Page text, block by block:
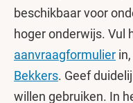
beschikbaar voor
hoger onderwijs. Vul
aanvraagformulier
Bekkers. Geef
willen gebruiken. In